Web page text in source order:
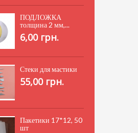
ПОДЛОЖКА
толщина 2 мм,...
6,00 грн.
Стеки для мастики
55,00 грн.
Пакетики 17*12, 50
шт